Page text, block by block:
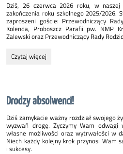
Dziś, 26 czerwca 2026 roku, w naszej
zakończenia roku szkolnego 2025/2026.
zaproszeni goście: Przewodniczący
Kolenda, Proboszcz Parafii pw. NMP
Zalewski oraz Przewodniczący Rady
Zakończenie
Czytaj więcej
Drodzy absolwenci!
Dziś zamykacie ważny rozdział swojego
wyzwań drogę. Życzymy Wam
własne możliwości oraz wytrwałości w
Niech każdy kolejny krok przynosi Wam
i sukcesy.